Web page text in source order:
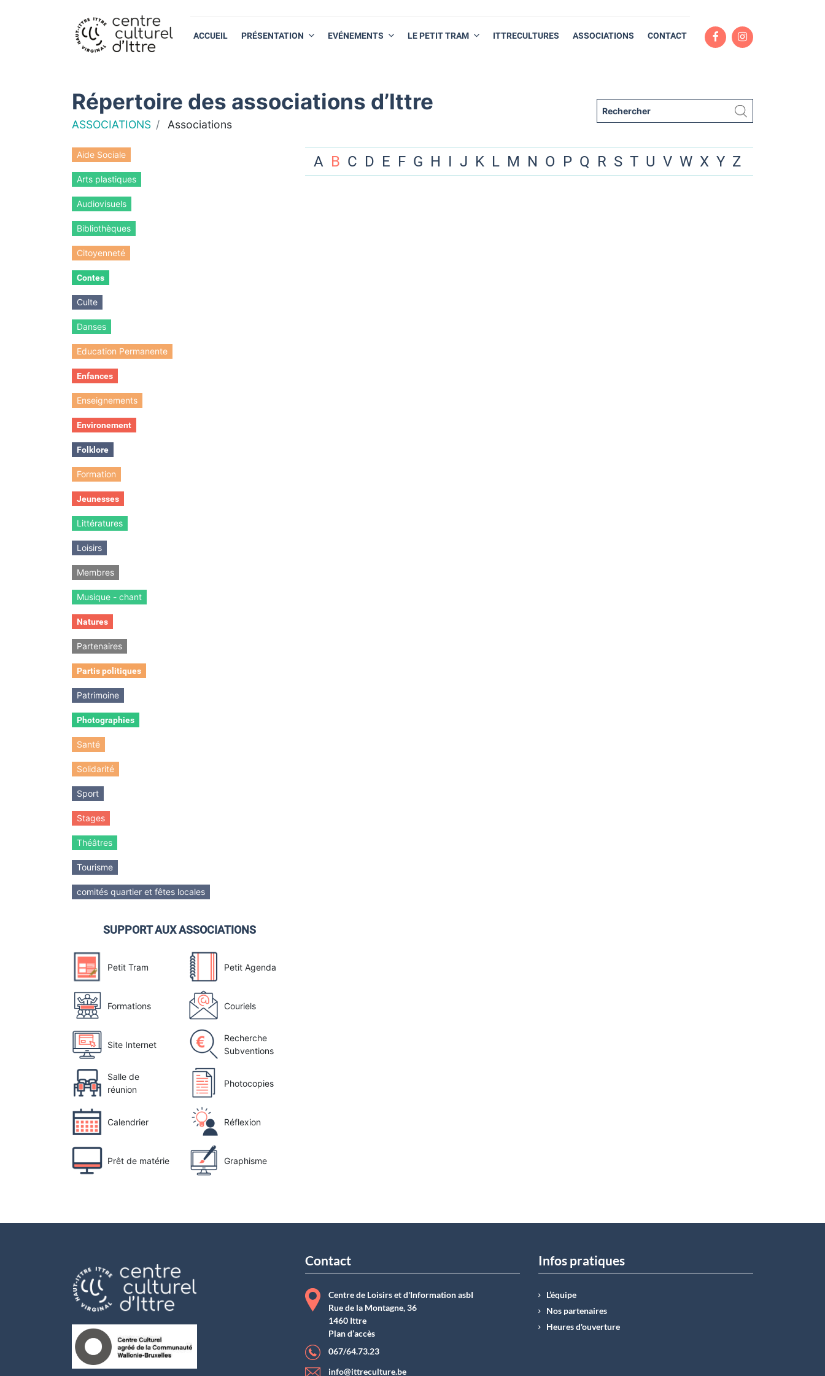
ACCUEIL PRÉSENTATION EVÉNEMENTS LE PETIT TRAM ITTRECULTURES ASSOCIATIONS CONTACT
Répertoire des associations d’Ittre
ASSOCIATIONS Associations
Aide Sociale
Arts plastiques
Audiovisuels
Bibliothèques
Citoyenneté
Contes
Culte
Danses
Education Permanente
Enfances
Enseignements
Environement
Folklore
Formation
Jeunesses
Littératures
Loisirs
Membres
Musique - chant
Natures
Partenaires
Partis politiques
Patrimoine
Photographies
Santé
Solidarité
Sport
Stages
Théâtres
Tourisme
comités quartier et fêtes locales
A B C D E F G H I J K L M N O P Q R S T U V W X Y Z
SUPPORT AUX ASSOCIATIONS
Petit Tram
Formations
Site Internet
Salle de
réunion
Calendrier
Prêt de matérie
Petit Agenda
Couriels
Recherche
Subventions
Photocopies
Réflexion
Graphisme
Contact
Centre de Loisirs et d'Information asbI
Rue de la Montagne, 36
1460 Ittre
Plan d’accès
067/64.73.23
info@ittreculture.be
Infos pratiques
L’équipe
Nos partenaires
Heures d'ouverture